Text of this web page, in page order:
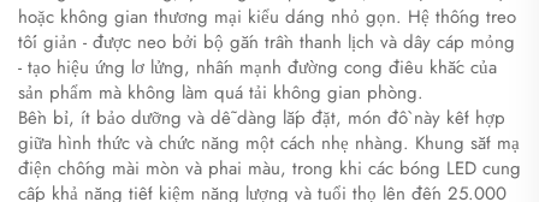
hoặc không gian thương mại kiểu dáng nhỏ gọn. Hệ thống treo
tối giản - được neo bởi bộ gắn trần thanh lịch và dây cáp mỏng
- tạo hiệu ứng lơ lửng, nhấn mạnh đường cong điêu khắc của
sản phẩm mà không làm quá tải không gian phòng.
Bền bỉ, ít bảo dưỡng và dễ dàng lắp đặt, món đồ này kết hợp
giữa hình thức và chức năng một cách nhẹ nhàng. Khung sắt mạ
điện chống mài mòn và phai màu, trong khi các bóng LED cung
cấp khả năng tiết kiệm năng lượng và tuổi thọ lên đến 25.000